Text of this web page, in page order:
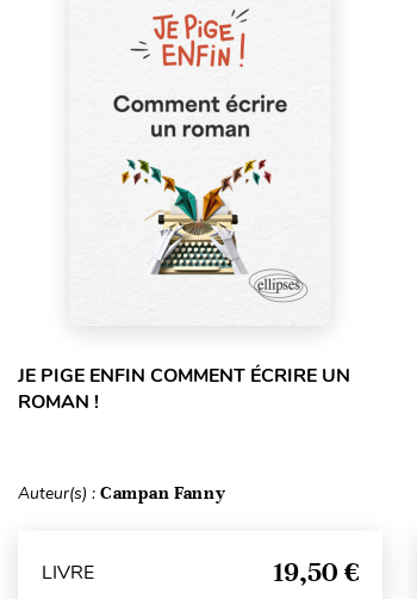
JE PIGE ENFIN COMMENT ÉCRIRE UN
ROMAN !
Auteur(s) : Campan Fanny
LIVRE 19,50 €